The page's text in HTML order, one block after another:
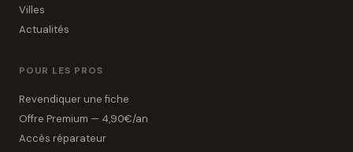
Villes
Actualités
POUR LES PROS
Revendiquer une fiche
Offre Premium — 4,90€/an
Accès réparateur